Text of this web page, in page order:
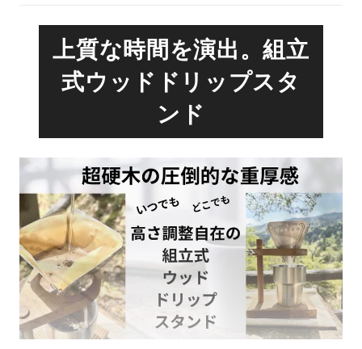
上質な時間を演出。組立
式ウッドドリップスタ
ンド